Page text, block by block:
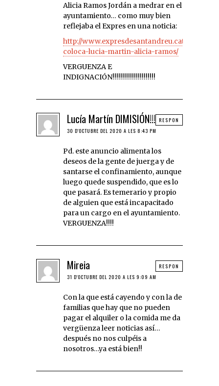
Alicia Ramos Jordán a medrar en el
ayuntamiento… como muy bien
reflejaba el Expres en una noticia:
http://www.expresdesantandreu.cat/noticies/
coloca-lucia-martin-alicia-ramos/
VERGUENZA E
INDIGNACIÓN!!!!!!!!!!!!!!!!!!!!!!
Lucía Martín DIMISIÓN!!!
30 D'OCTUBRE DEL 2020 A LES 8:43 PM
Pd. este anuncio alimenta los
deseos de la gente de juerga y de
santarse el confinamiento, aunque
luego quede suspendido, que es lo
que pasará. Es temerario y propio
de alguien que está incapacitado
para un cargo en el ayuntamiento.
VERGUENZA!!!!
RESPON
Mireia
31 D'OCTUBRE DEL 2020 A LES 9:09 AM
Con la que está cayendo y con la de
familias que hay que no pueden
pagar el alquiler o la comida me da
vergüenza leer noticias así…
después no nos culpéis a
nosotros…ya está bien!!
RESPON